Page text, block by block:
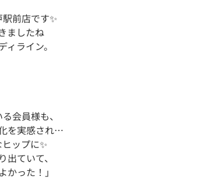
前店です✨
ましたね
ライン。
会員様も、
を実感され…
ップに✨
ていて、
った！」